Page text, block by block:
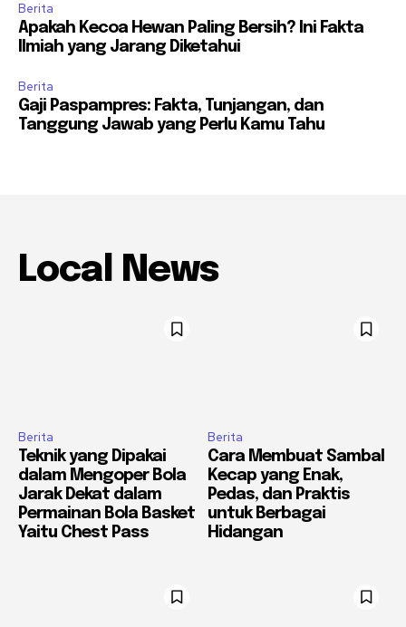
Berita
Apakah Kecoa Hewan Paling Bersih? Ini Fakta
Ilmiah yang Jarang Diketahui
Berita
Gaji Paspampres: Fakta, Tunjangan, dan
Tanggung Jawab yang Perlu Kamu Tahu
Local News
Berita
Teknik yang Dipakai
dalam Mengoper Bola
Jarak Dekat dalam
Permainan Bola Basket
Yaitu Chest Pass
Berita
Cara Membuat Sambal
Kecap yang Enak,
Pedas, dan Praktis
untuk Berbagai
Hidangan